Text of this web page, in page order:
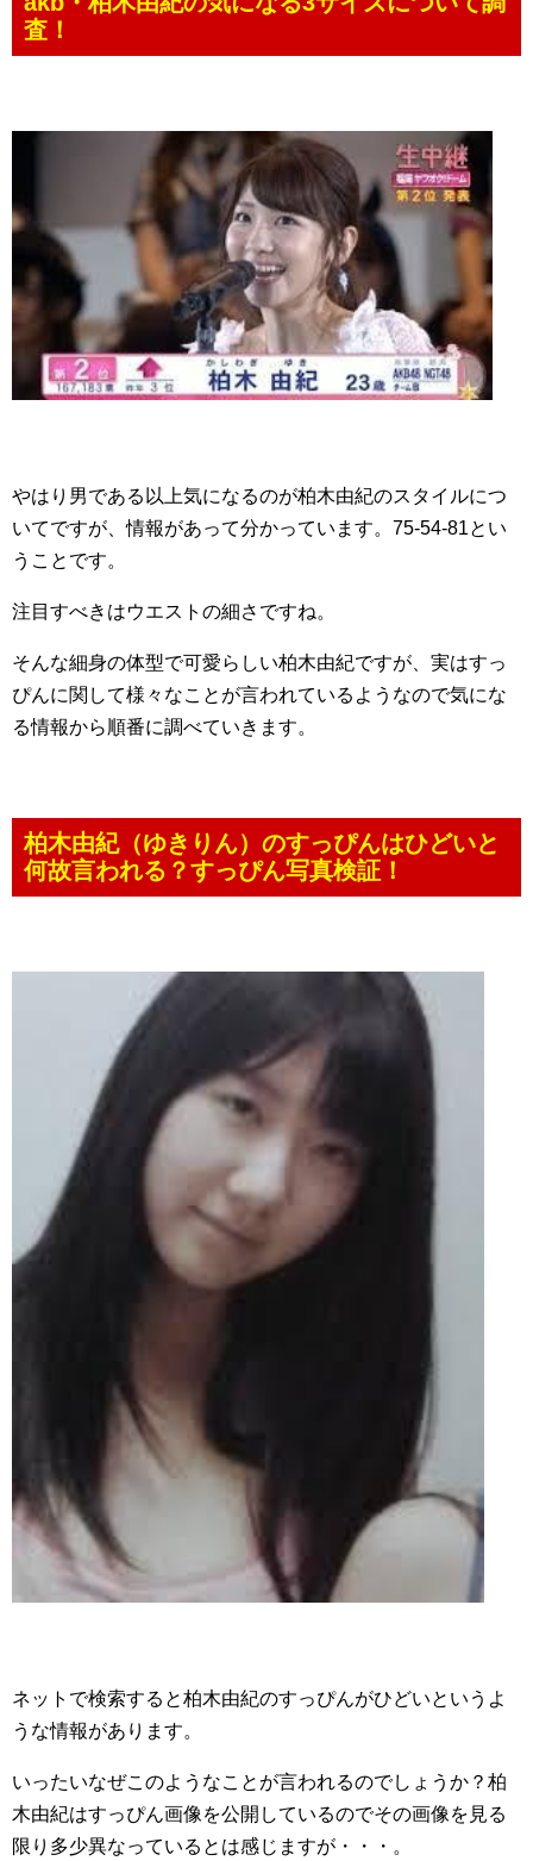
査！
やはり男である以上気になるのが柏木由紀のスタイルにつ
いてですが、情報があって分かっています。75-54-81とい
うことです。
注目すべきはウエストの細さですね。
そんな細身の体型で可愛らしい柏木由紀ですが、実はすっ
ぴんに関して様々なことが言われているようなので気にな
る情報から順番に調べていきます。
柏木由紀（ゆきりん）のすっぴんはひどいと
何故言われる？すっぴん写真検証！
ネットで検索すると柏木由紀のすっぴんがひどいというよ
うな情報があります。
いったいなぜこのようなことが言われるのでしょうか？柏
木由紀はすっぴん画像を公開しているのでその画像を見る
限り多少異なっているとは感じますが・・・。